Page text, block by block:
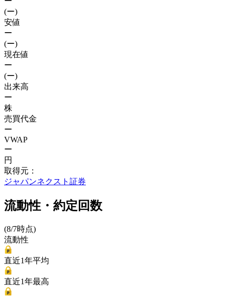
(ー)
安値
ー
(ー)
現在値
ー
(ー)
出来高
ー
株
売買代金
ー
VWAP
ー
円
取得元：
ジャパンネクスト証券
流動性・約定回数
(8/7時点)
流動性
直近1年平均
直近1年最高